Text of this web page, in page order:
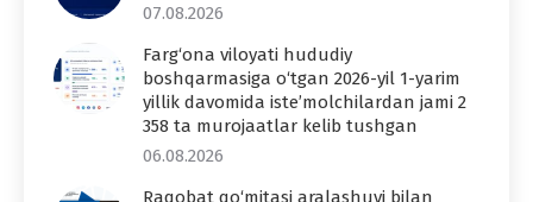
07.08.2026
Farg‘ona viloyati hududiy
boshqarmasiga o‘tgan 2026-yil 1-yarim
yillik davomida iste’molchilardan jami 2
358 ta murojaatlar kelib tushgan
06.08.2026
Raqobat qo‘mitasi aralashuvi bilan